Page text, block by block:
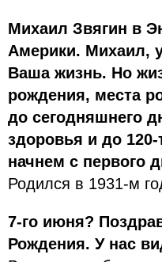
Михаил Звягин в
Америки. Михаил,
Ваша жизнь. Но
рождения, места
до сегодняшнего
здоровья и до 120-
начнем с первого
Родился в 1931-м
7-го июня?
Рождения. У нас